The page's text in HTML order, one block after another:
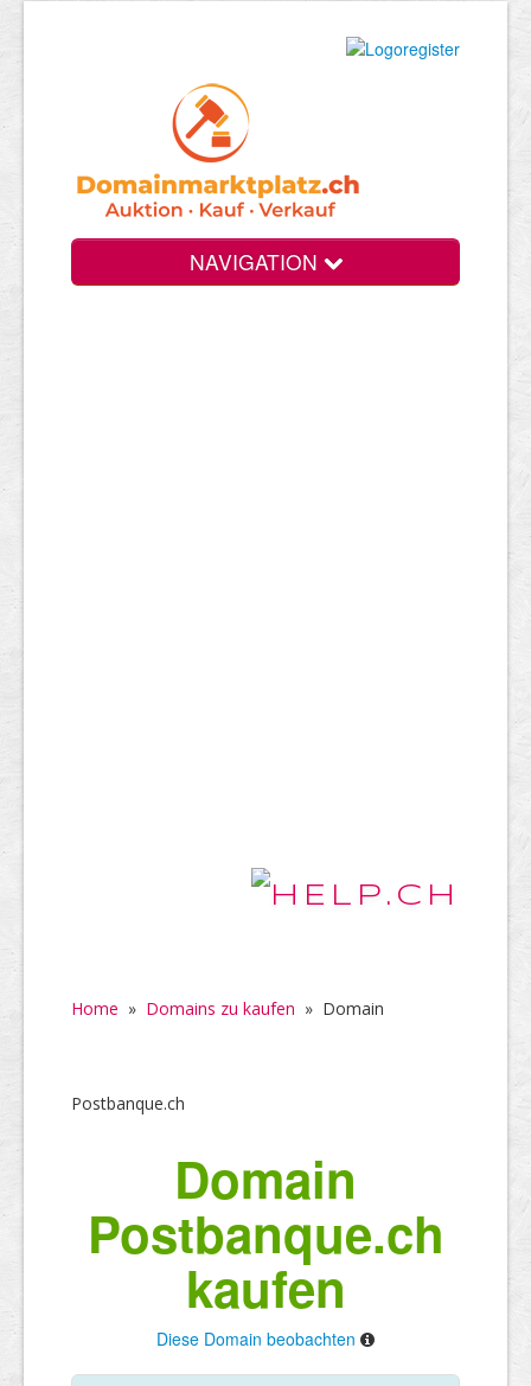
NAVIGATION
Home » Domains zu kaufen » Domain
Postbanque.ch
Domain
Postbanque.ch
kaufen
Diese Domain beobachten